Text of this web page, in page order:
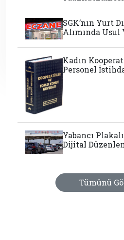
SGK’nın Yurt
Alımında Usul
Kadın
Personel
Yabancı
Dijital
Tümünü